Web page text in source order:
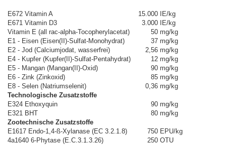
E672 Vitamin A 15.000 IE/kg
E671 Vitamin D3
3.000 IE/kg
Vitamin E (all rac-alpha-Tocopherylacetat)
50 mg/kg
E1 - Eisen (Eisen(II)-Sulfat-Monohydrat)
37 mg/kg
E2 - Jod (Calciumjodat, wasserfrei)
2,56 mg/kg
E4 - Kupfer (Kupfer(II)-Sulfat-Pentahydrat)
12 mg/kg
E5 - Mangan (Mangan(II)-Oxid)
90 mg/kg
E6 - Zink (Zinkoxid)
85 mg/kg
E8 - Selen (Natriumselenit)
0,36 mg/kg
Technologische Zusatzstoffe
E324 Ethoxyquin
90 mg/kg
E321 BHT
80 mg/kg
Zootechnische Zusatzstoffe
E1617 Endo-1,4-ß-Xylanase (EC 3.2.1.8)
750 EPU/kg
4a1640 6-Phytase (E.C.3.1.3.26)
250 OTU